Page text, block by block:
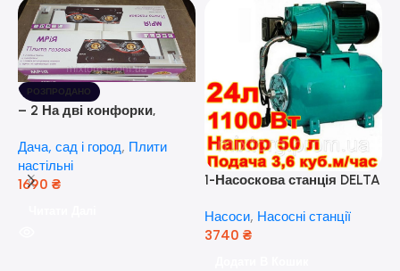
РОЗПРОДАНО
– 2 На дві конфорки,
розпалюванням.
Дача, сад і город, Плити
настільні
1690 ₴
1-Насоскова станція DELTA
кВт) ( Польща)
Насоси, Насосні станції
3740 ₴